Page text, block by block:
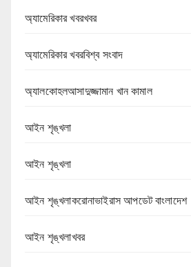
অ্যামেরিকার খবরখবর
অ্যামেরিকার খবরবিশ্ব সংবাদ
অ্যালকোহলআসাদুজ্জামান খান কামাল
আইন শৃঙ্খলা
আইন শৃঙ্খলা
আইন শৃঙ্খলাকরোনাভাইরাস আপডেট বাংলাদেশ
আইন শৃঙ্খলাখবর